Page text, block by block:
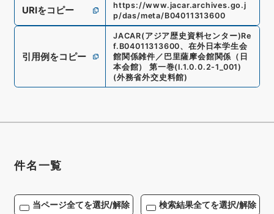
URIをコピー
https://www.jacar.archives.go.j
p/das/meta/B04011313600
引用例をコピー
JACAR(アジア歴史資料センター)Re
f. B04011313600、 在外日本学生会
館関係雑件／巴里薩摩会館関係（日
本会館） 第一巻(I.1.0.0.2-1_001)
(外務省外交史料館)
件名一覧
当ページ全てを選択/解除 検索結果全てを選択/解除